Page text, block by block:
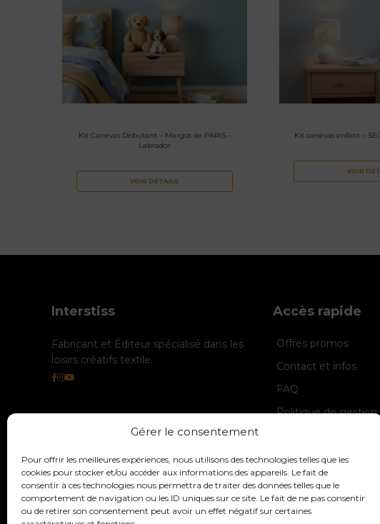
Gérer le consentement
Pour offrir les meilleures expériences, nous utilisons des technologies telles que les
cookies pour stocker et/ou accéder aux informations des appareils. Le fait de
consentir à ces technologies nous permettra de traiter des données telles que le
comportement de navigation ou les ID uniques sur ce site. Le fait de ne pas consentir
ou de retirer son consentement peut avoir un effet négatif sur certaines
Kit Canevas Débutant – Margot de PARIS –
Labrador
VOIR DÉTAILS
Kit canevas enfant –
VOIR
Interstiss
Fabricant et Éditeur spécialisé dans les
loisirs créatifs textile.
Accès rapide
Offres promos
Contact et infos
FAQ
Politique de gestion
Politique de
Mentions légales